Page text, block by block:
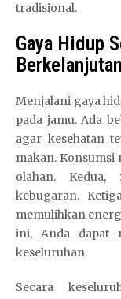
tradisional.
Gaya Hidup
Berkelanjutan
Menjalani gaya
pada jamu. Ada
agar kesehatan
makan.
olahan.
kebugaran.
memulihkan
ini, Anda dapat
keseluruhan.
Secara